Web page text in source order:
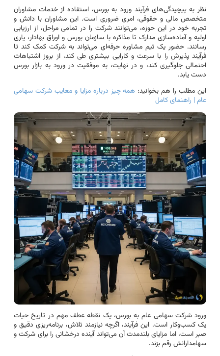
نظر به پیچیدگی‌های فرآیند ورود به بورس، استفاده از خدمات مشاوران
متخصص مالی و حقوقی، امری ضروری است. این مشاوران با دانش و
تجربه خود در این حوزه، می‌توانند شرکت را در تمامی مراحل، از ارزیابی
اولیه و آماده‌سازی مدارک تا مذاکره با سازمان بورس و اوراق بهادار، یاری
رسانند. حضور یک تیم مشاوره حرفه‌ای می‌تواند به شرکت کمک کند تا
فرآیند پذیرش را با سرعت و کارایی بیشتری طی کند، از بروز اشتباهات
احتمالی جلوگیری کند، و در نهایت، به موفقیت در ورود به بازار بورس
دست یابد.
این مطلب را هم بخوانید: همه چیز درباره مزایا و معایب شرکت سهامی
عام | راهنمای کامل
ورود شرکت سهامی عام به بورس، یک نقطه عطف مهم در تاریخ حیات
یک کسب‌وکار است. این فرآیند، اگرچه نیازمند تلاش، برنامه‌ریزی دقیق و
صبر است، اما مزایای بلندمدت آن می‌تواند آینده درخشانی را برای شرکت و
سهامدارانش رقم بزند.